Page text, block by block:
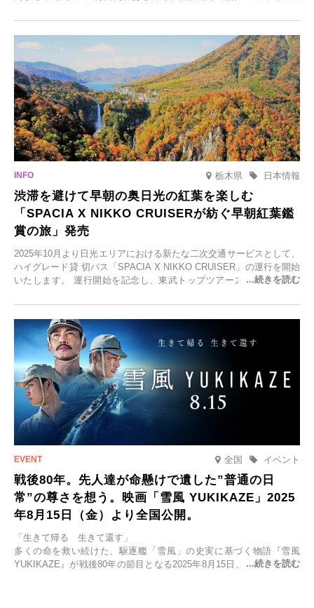
元食材にこだわったレストランなど、多彩な魅力が満載です。黒川温
泉の新たな楽しみとしてチェックしてみてください。
栃木県 日本情報
渋滞を避けて早朝の奥日光の紅葉を楽しむ
「SPACIA X NIKKO CRUISERが紡ぐ早朝紅葉鑑
賞の旅」発売
2025年10月より日光エリアにおける新たな二次交通サービスとして、
ハイグレード貸 切バス「SPACIA X NIKKO CRUISER」の運行を開始
いたします。 運行開始を記念し、東武トップツアーズ株式会社では
2025年9月12日(金)より発売いたします。
全国 イベント
戦後80年。先人達が命懸けで遺した”普通の日
常”の尊さを想う。映画「雪風 YUKIKAZE」2025
年8月15日（金）より全国公開。
「生きて帰る 生きて還す」
多くの命を救い続けた、駆逐艦「雪風」の史実に基づく物語『雪風
YUKIKAZE』が戦後80年の節目となる2025年8月15日、全国公開され